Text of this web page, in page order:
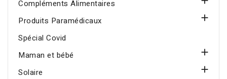
Compléments Alimentaires
Produits Paramédicaux

Spécial Covid
Maman et bébé

Solaire
